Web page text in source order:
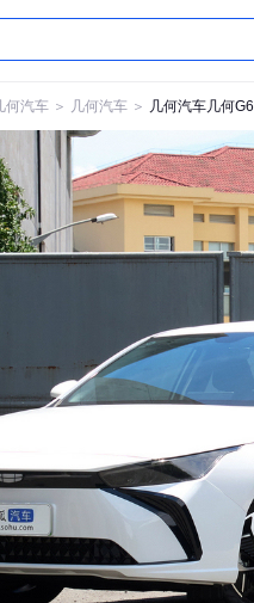
何汽车 ＞ 几何汽车 ＞ 几何汽车几何G6